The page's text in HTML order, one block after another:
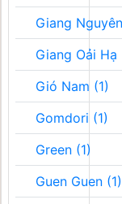
Giang
Giang Oải Hạ
Gió Nam (1)
Gomdori (1)
Green (1)
Guen Guen (1)